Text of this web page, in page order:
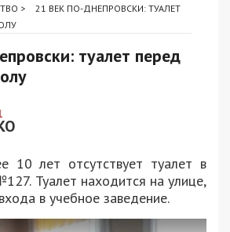
>
21 ВЕК ПО-ДНЕПРОВСКИ: ТУАЛЕТ
туалет перед
10 лет отсутствует туалет в
Туалет находится на улице,
в учебное заведение.